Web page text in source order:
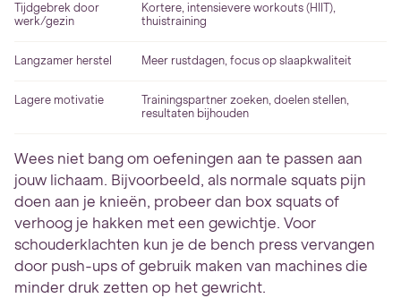
Tijdgebrek door
werk/gezin
Kortere, intensievere workouts (HIIT),
thuistraining
Langzamer herstel Meer rustdagen, focus op slaapkwaliteit
Lagere motivatie
Trainingspartner zoeken, doelen stellen,
resultaten bijhouden
Wees niet bang om oefeningen aan te passen aan
jouw lichaam. Bijvoorbeeld, als normale squats pijn
doen aan je knieën, probeer dan box squats of
verhoog je hakken met een gewichtje. Voor
schouderklachten kun je de bench press vervangen
door push-ups of gebruik maken van machines die
minder druk zetten op het gewricht.